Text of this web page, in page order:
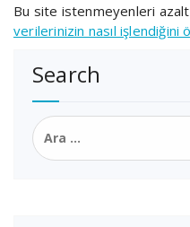
Bu site istenmeyenleri
verilerinizin nasıl işlendiğini
Search
Arama: